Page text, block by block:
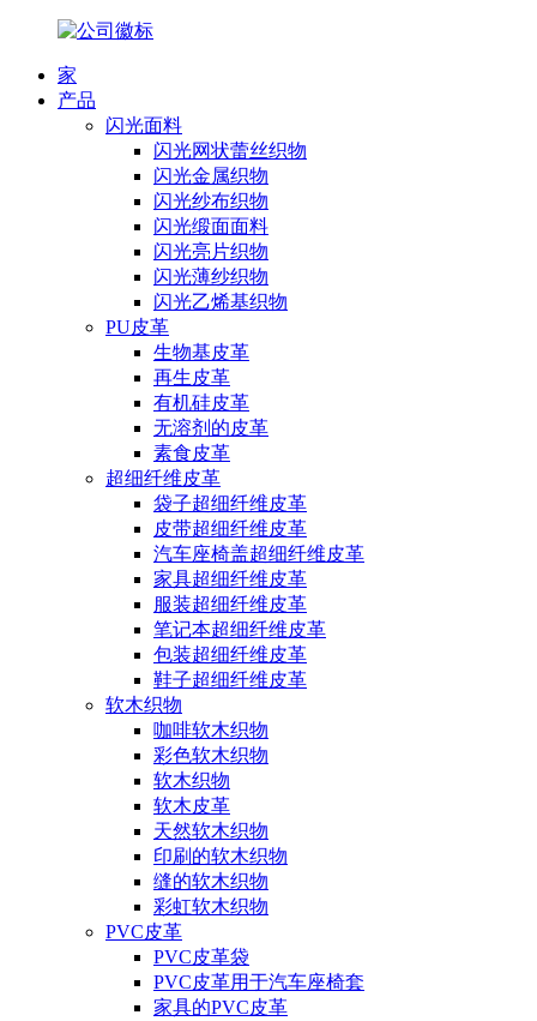
家
产品
闪光面料
闪光网状蕾丝织物
闪光金属织物
闪光纱布织物
闪光缎面面料
闪光亮片织物
闪光薄纱织物
闪光乙烯基织物
PU皮革
生物基皮革
再生皮革
有机硅皮革
无溶剂的皮革
素食皮革
超细纤维皮革
袋子超细纤维皮革
皮带超细纤维皮革
汽车座椅盖超细纤维皮革
家具超细纤维皮革
服装超细纤维皮革
笔记本超细纤维皮革
包装超细纤维皮革
鞋子超细纤维皮革
软木织物
咖啡软木织物
彩色软木织物
软木织物
软木皮革
天然软木织物
印刷的软木织物
缝的软木织物
彩虹软木织物
PVC皮革
PVC皮革袋
PVC皮革用于汽车座椅套
家具的PVC皮革